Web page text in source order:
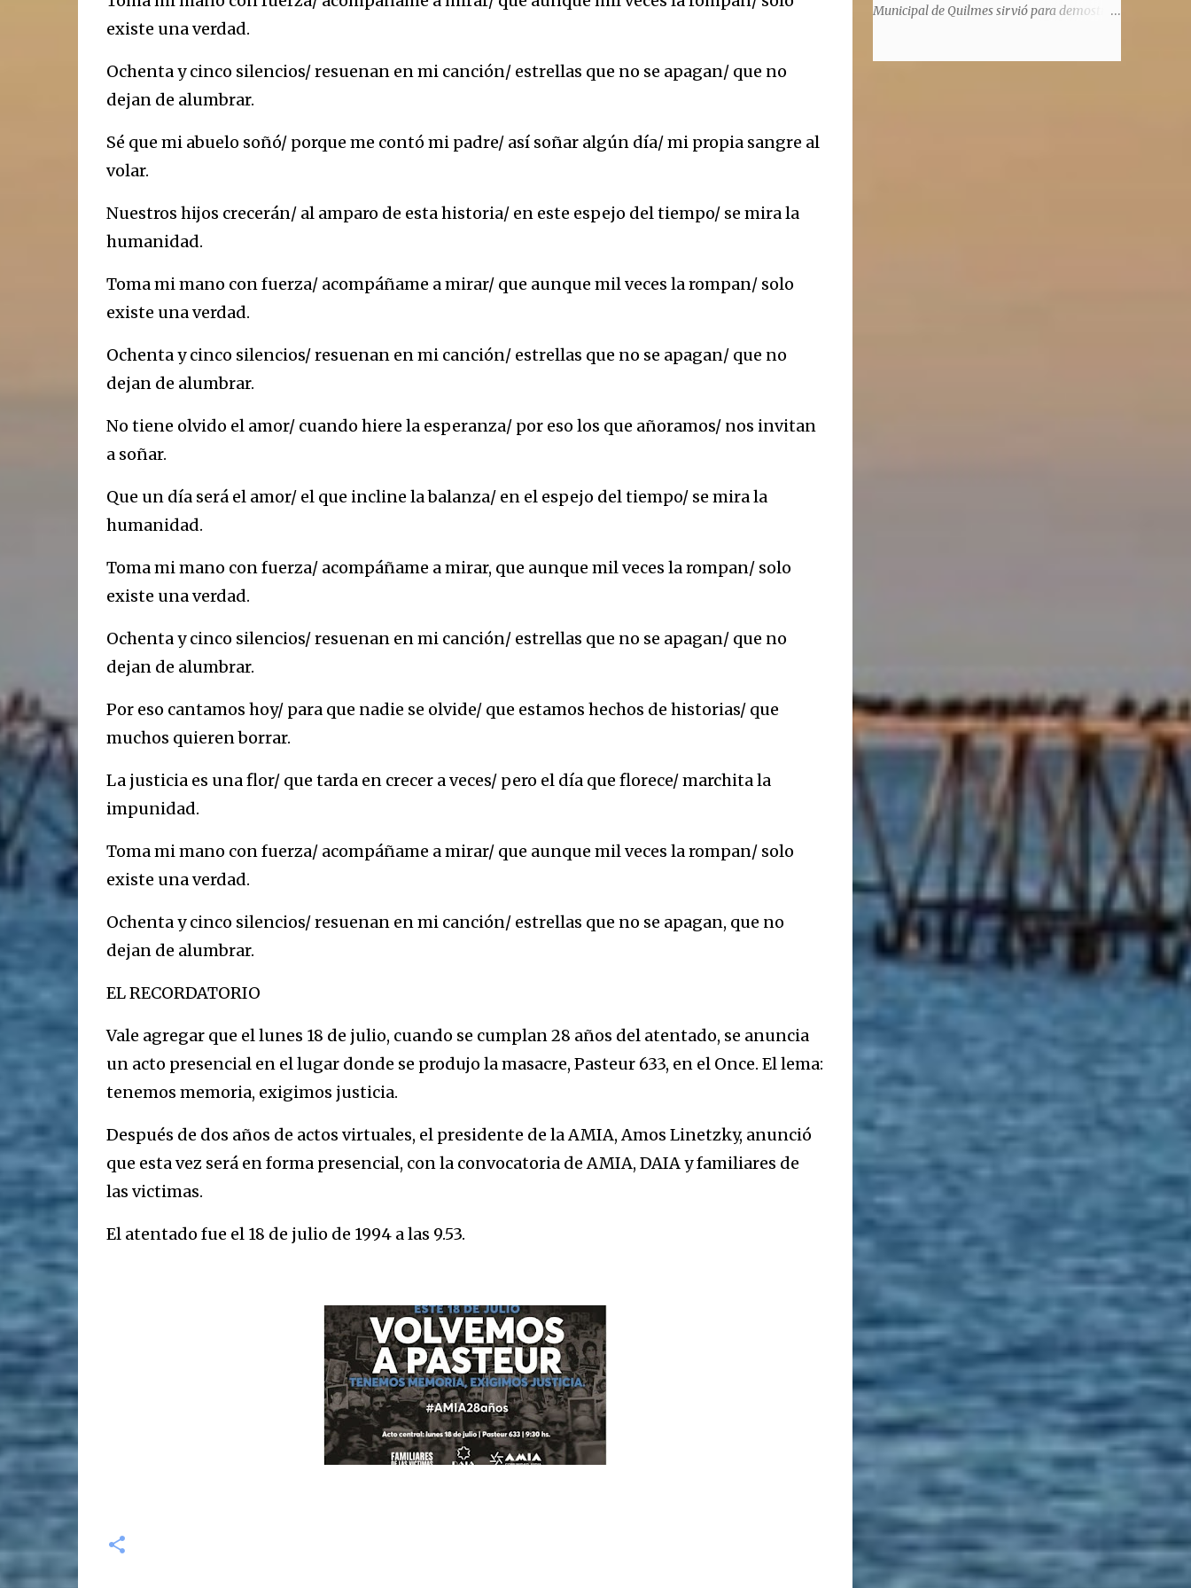
existe una verdad.
Ochenta y cinco silencios/ resuenan en mi canción/ estrellas que no se apagan/ que no
dejan de alumbrar.
Sé que mi abuelo soñó/ porque me contó mi padre/ así soñar algún día/ mi propia sangre al
volar.
Nuestros hijos crecerán/ al amparo de esta historia/ en este espejo del tiempo/ se mira la
humanidad.
Toma mi mano con fuerza/ acompáñame a mirar/ que aunque mil veces la rompan/ solo
existe una verdad.
Ochenta y cinco silencios/ resuenan en mi canción/ estrellas que no se apagan/ que no
dejan de alumbrar.
No tiene olvido el amor/ cuando hiere la esperanza/ por eso los que añoramos/ nos invitan
a soñar.
Que un día será el amor/ el que incline la balanza/ en el espejo del tiempo/ se mira la
humanidad.
Toma mi mano con fuerza/ acompáñame a mirar, que aunque mil veces la rompan/ solo
existe una verdad.
Ochenta y cinco silencios/ resuenan en mi canción/ estrellas que no se apagan/ que no
dejan de alumbrar.
Por eso cantamos hoy/ para que nadie se olvide/ que estamos hechos de historias/ que
muchos quieren borrar.
La justicia es una flor/ que tarda en crecer a veces/ pero el día que florece/ marchita la
impunidad.
Toma mi mano con fuerza/ acompáñame a mirar/ que aunque mil veces la rompan/ solo
existe una verdad.
Ochenta y cinco silencios/ resuenan en mi canción/ estrellas que no se apagan, que no
dejan de alumbrar.
EL RECORDATORIO
Vale agregar que el lunes 18 de julio, cuando se cumplan 28 años del atentado, se anuncia
un acto presencial en el lugar donde se produjo la masacre, Pasteur 633, en el Once. El lema:
tenemos memoria, exigimos justicia.
Después de dos años de actos virtuales, el presidente de la AMIA, Amos Linetzky, anunció
que esta vez será en forma presencial, con la convocatoria de AMIA, DAIA y familiares de
las victimas.
El atentado fue el 18 de julio de 1994 a las 9.53.
significaba de ninguna manera que era ad
Municipal de Quilmes sirvió para demostrar